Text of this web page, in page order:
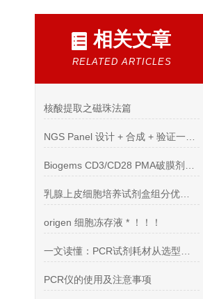
相关文章
RELATED ARTICLES
核酸提取之磁珠法篇
origen 细胞冻存液 * ！！！
PCR仪的使用及注意事项